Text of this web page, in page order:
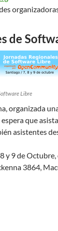
de
Libre
organizada
que
asistentes
y 9 de
3864,